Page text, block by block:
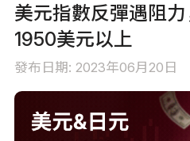
美元指數反彈遇阻
1950美元以上
發布日期: 2023年06月20日